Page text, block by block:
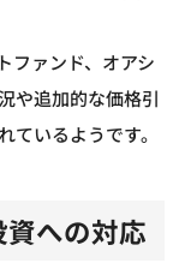
ファンド、オアシ
や追加的な価格引
ているようです。
への対応